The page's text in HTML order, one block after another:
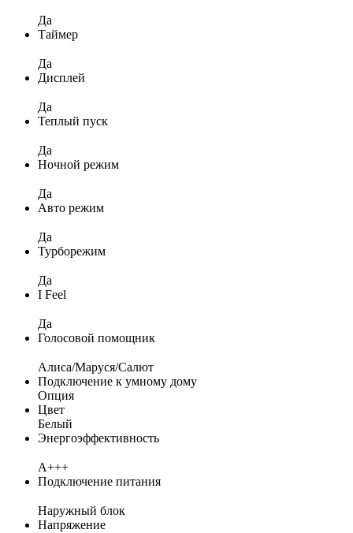
Да
Таймер
Да
Дисплей
Да
Теплый пуск
Да
Ночной режим
Да
Авто режим
Да
Турборежим
Да
I Feel
Да
Голосовой помощник
Алиса/Маруся/Салют
Подключение к умному дому
Опция
Цвет
Белый
Энергоэффективность
A+++
Подключение питания
Наружный блок
Напряжение